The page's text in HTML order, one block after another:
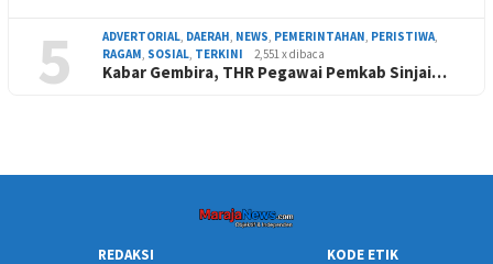
5 ADVERTORIAL, DAERAH, NEWS, PEMERINTAHAN, PERISTIWA,
RAGAM, SOSIAL, TERKINI 2,551 x dibaca
Kabar Gembira, THR Pegawai Pemkab Sinjai…
REDAKSI KODE ETIK